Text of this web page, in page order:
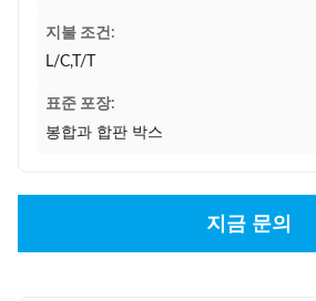
지불 조건:
L/C,T/T
표준 포장:
봉합과 합판 박스
지금 문의